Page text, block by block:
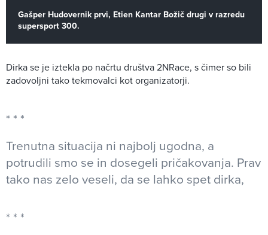
Gašper Hudovernik prvi, Etien Kantar Božič drugi v razredu
supersport 300.
Dirka se je iztekla po načrtu društva 2NRace, s čimer so bili
zadovoljni tako tekmovalci kot organizatorji.
Trenutna situacija ni najbolj ugodna, a
potrudili smo se in dosegeli pričakovanja. Prav
tako nas zelo veseli, da se lahko spet dirka,